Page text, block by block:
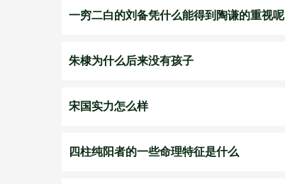
一穷二白的刘备凭什么能得到陶谦的重视呢
朱棣为什么后来没有孩子
宋国实力怎么样
四柱纯阳者的一些命理特征是什么